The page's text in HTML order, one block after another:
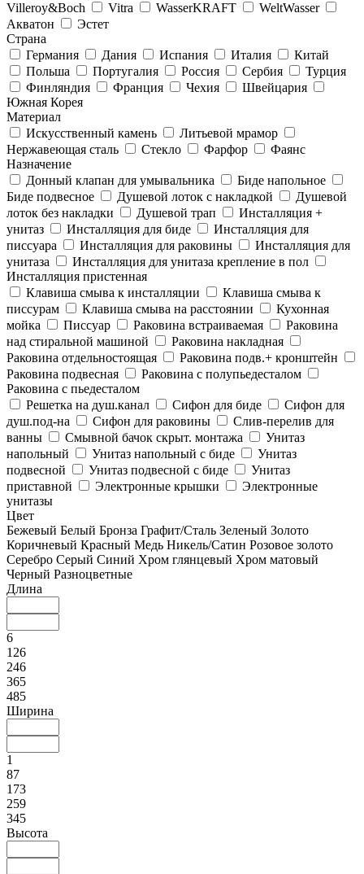
Villeroy&Boсh
Vitra WasserKRAFT
WeltWasser
Акватон
Эстет
Страна
Германия
Дания Испания Италия
Китай
Польша
Португалия Россия Сербия
Турция
Финляндия
Франция Чехия
Швейцария
Южная Корея
Материал
Искусственный камень
Литьевой мрамор
Нержавеющая сталь
Стекло Фарфор
Фаянс
Назначение
Донный клапан для умывальника
Биде напольное
Биде подвесное
Душевой лоток с накладкой
Душевой
лоток без накладки
Душевой трап
Инсталляция +
унитаз
Инсталляция для биде
Инсталляция для
писсуара
Инсталляция для раковины
Инсталляция для
унитаза
Инсталляция для унитаза крепление в пол
Инсталляция пристенная
Клавиша смыва к инсталляции
Клавиша смыва к
писсурам
Клавиша смыва на расстоянии
Кухонная
мойка
Писсуар Раковина встраиваемая
Раковина
над стиральной машиной
Раковина накладная
Раковина отдельностоящая
Раковина подв.+ кронштейн
Раковина подвесная
Раковина с полупьедесталом
Раковина с пьедесталом
Решетка на душ.канал
Сифон для биде
Сифон для
душ.под-на
Сифон для раковины
Слив-перелив для
ванны
Смывной бачок скрыт. монтажа
Унитаз
напольный
Унитаз напольный с биде
Унитаз
подвесной
Унитаз подвесной с биде
Унитаз
приставной
Электронные крышки
Электронные
унитазы
Цвет
Бежевый Белый Бронза Графит/Сталь Зеленый Золото
Коричневый Красный Медь Никель/Сатин Розовое золото
Серебро Серый Синий Хром глянцевый Хром матовый
Черный Разноцветные
Длина
6
126
246
365
485
Ширина
1
87
173
259
345
Высота